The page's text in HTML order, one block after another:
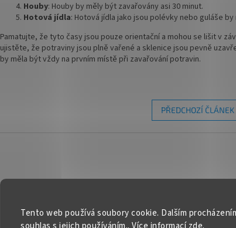
Tento web používá soubory cookie. Dalším
Houby: Houby by měly být zavařovány asi 30 minut.
Hotová jídla: Hotová jídla jako jsou polévky nebo guláše
Pamatujte, že tyto časy jsou pouze orientační a mohou se lišit v
ujistěte, že potraviny jsou plně vařené a sklenice jsou pevně
by měla být vždy na prvním místě při zavařování potravin.
PŘEDCHOZÍ ČLÁNEK
FAQ - časté dotazy
platby